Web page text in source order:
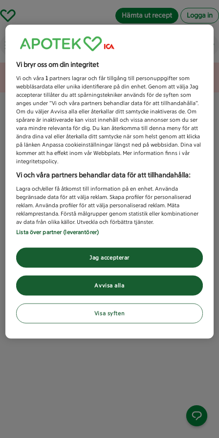
Hämta ut recept Logga in
Vad letar du efter idag?
Unknown error
Vi bryr oss om din integritet
Vi och våra1 partners lagrar och får tillgång till personuppgifter som
webbläsardata eller unika identifierare på din enhet. Genom att välja Jag
accepterar tillåter du att spårningstekniker används för de syften som
anges under ”Vi och våra partners behandlar data för att tillhandahålla”.
Om du väljer Avvisa alla eller återkallar ditt samtycke inaktiveras de. Om
spårare är inaktiverade kan visst innehåll och vissa annonser som du ser
vara mindre relevanta för dig. Du kan återkomma till denna meny för att
ändra dina val eller återkalla ditt samtycke när som helst genom att klicka
på länken Anpassa cookieinställningar längst ned på webbsidan. Dina val
kommer att ha effekt inom vår Webbplats. Mer information finns i vår
integritetspolicy.
Vi och våra partners behandlar data för att tillhandahålla:
Lagra och/eller få åtkomst till information på en enhet. Använda
begränsade data för att välja reklam. Skapa profiler för personaliserad
reklam. Använda profiler för att välja personaliserad reklam. Mäta
reklamprestanda. Förstå målgrupper genom statistik eller kombinationer
av data från olika källor. Utveckla och förbättra tjänster.
Lista över partner (leverantörer)
Avvisa alla
Jag accepterar
Visa syften